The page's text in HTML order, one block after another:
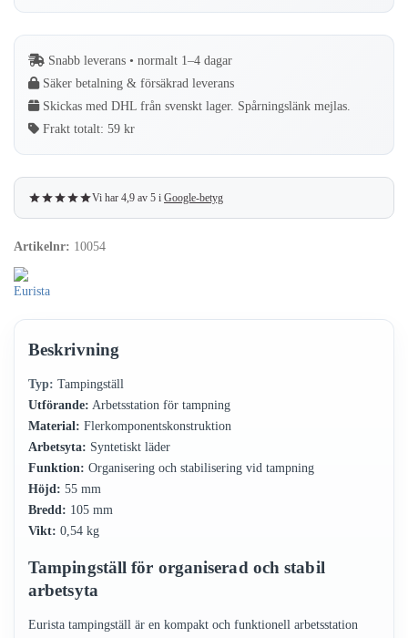
Snabb leverans • normalt 1–4 dagar
Säker betalning & försäkrad leverans
Skickas med DHL från svenskt lager. Spårningslänk mejlas.
Frakt totalt: 59 kr
Vi har 4,9 av 5 i Google-betyg
Artikelnr: 10054
Beskrivning
Typ: Tampingställ
Utförande: Arbetsstation för tampning
Material: Flerkomponentskonstruktion
Arbetsyta: Syntetiskt läder
Funktion: Organisering och stabilisering vid tampning
Höjd: 55 mm
Bredd: 105 mm
Vikt: 0,54 kg
Tampingställ för organiserad och stabil
arbetsyta
Eurista tampingställ är en kompakt och funktionell arbetsstation